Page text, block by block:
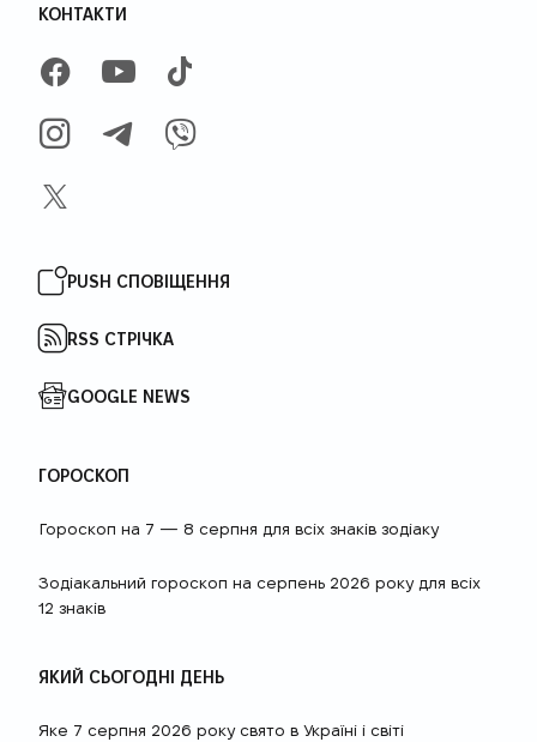
КОНТАКТИ
FACEBOOK
YOUTUBE
TIKTOK
INSTAGRAM
TELEGRAM
VIBER
X
PUSH СПОВІЩЕННЯ
RSS СТРІЧКА
GOOGLE NEWS
ГОРОСКОП
Гороскоп на 7 — 8 серпня для всіх знаків зодіаку
Зодіакальний гороскоп на серпень 2026 року для всіх
12 знаків
ЯКИЙ СЬОГОДНІ ДЕНЬ
Яке 7 серпня 2026 року свято в Україні і світі